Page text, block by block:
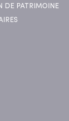
DE PATRIMOINE